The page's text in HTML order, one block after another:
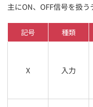
主にON、OFF信号を扱う
記号 種類
X 入力